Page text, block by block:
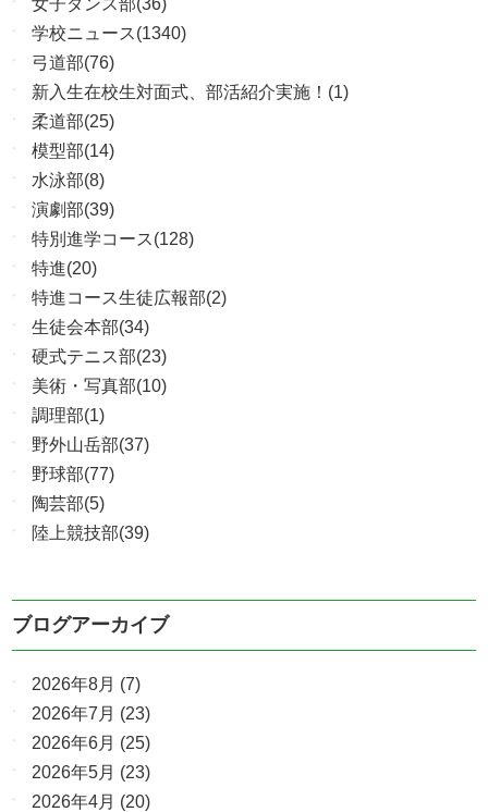
学校ニュース(1340)
弓道部(76)
新入生在校生対面式、部活紹介実施！(1)
柔道部(25)
模型部(14)
水泳部(8)
演劇部(39)
特別進学コース(128)
特進(20)
特進コース生徒広報部(2)
生徒会本部(34)
硬式テニス部(23)
美術・写真部(10)
調理部(1)
野外山岳部(37)
野球部(77)
陶芸部(5)
陸上競技部(39)
ブログアーカイブ
2026年8月 (7)
2026年7月 (23)
2026年6月 (25)
2026年5月 (23)
2026年4月 (20)